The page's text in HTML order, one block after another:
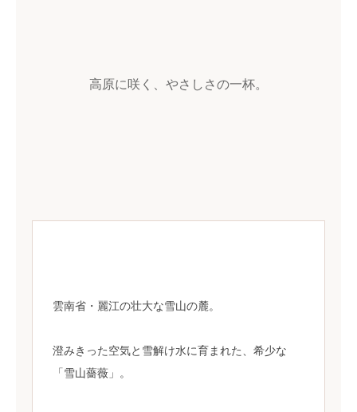
高原に咲く、やさしさの一杯。
雲南省・麗江の壮大な雪山の麓。
澄みきった空気と雪解け水に育まれた、希少な
「雪山薔薇」。